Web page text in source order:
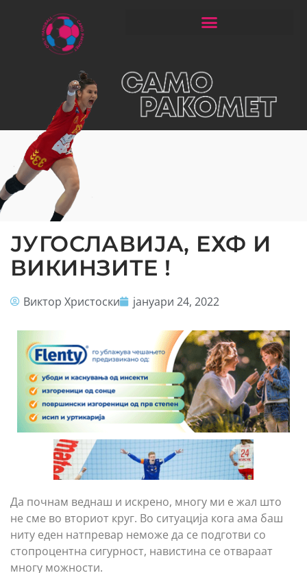
ЈУГОСЛАВИЈА, ЕХФ И
ВИКИНЗИТЕ !
Виктор Христоски јануари 24, 2022
Да почнам веднаш и искрено, многу ми е жал што
не сме во вториот круг. Во ситуација кога ама баш
ниту еден натпревар неможе да се подготви со
стопроцентна сигурност, навистина се отвараат
многу можности.